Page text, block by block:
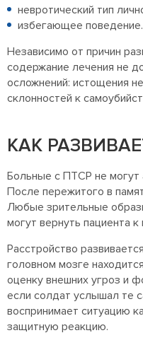
невротический тип
избегающее поведение.
Независимо от причин
содержание лечения не
осложнений: истощения
склонностей к
КАК
Больные с ПТСР не могут
После пережитого в
Любые зрительные
могут вернуть пациента
Расстройство
головном мозге
оценку внешних угроз и
если солдат услышал те
воспринимает ситуацию
защитную реакцию.